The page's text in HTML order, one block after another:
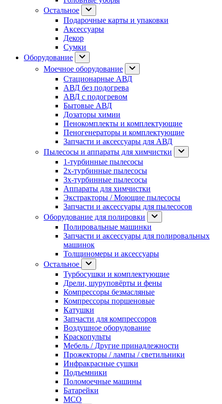
Остальное
Подарочные карты и упаковки
Аксессуары
Декор
Сумки
Оборудование
Моечное оборудование
Стационарные АВД
АВД без подогрева
АВД с подогревом
Бытовые АВД
Дозаторы химии
Пенокомплекты и комплектующие
Пеногенераторы и комплектующие
Запчасти и аксессуары для АВД
Пылесосы и аппараты для химчистки
1-турбинные пылесосы
2х-турбинные пылесосы
3х-турбинные пылесосы
Аппараты для химчистки
Экстракторы / Моющие пылесосы
Запчасти и аксессуары для пылесосов
Оборудование для полировки
Полировальные машинки
Запчасти и аксессуары для полировальных
машинок
Толщиномеры и аксессуары
Остальное
Турбосушки и комплектующие
Дрели, шуруповёрты и фены
Компрессоры безмасляные
Компрессоры поршеновые
Катушки
Запчасти для компрессоров
Воздушное оборудование
Краскопульты
Мебель / Другие принадлежности
Прожекторы / лампы / светильники
Инфракрасные сушки
Подъемники
Поломоечные машины
Батарейки
МСО